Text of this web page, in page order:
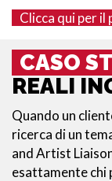
Clicca qui per il
CASO
REALI
Quando un
ricerca di un
and Artist
esattamente chi